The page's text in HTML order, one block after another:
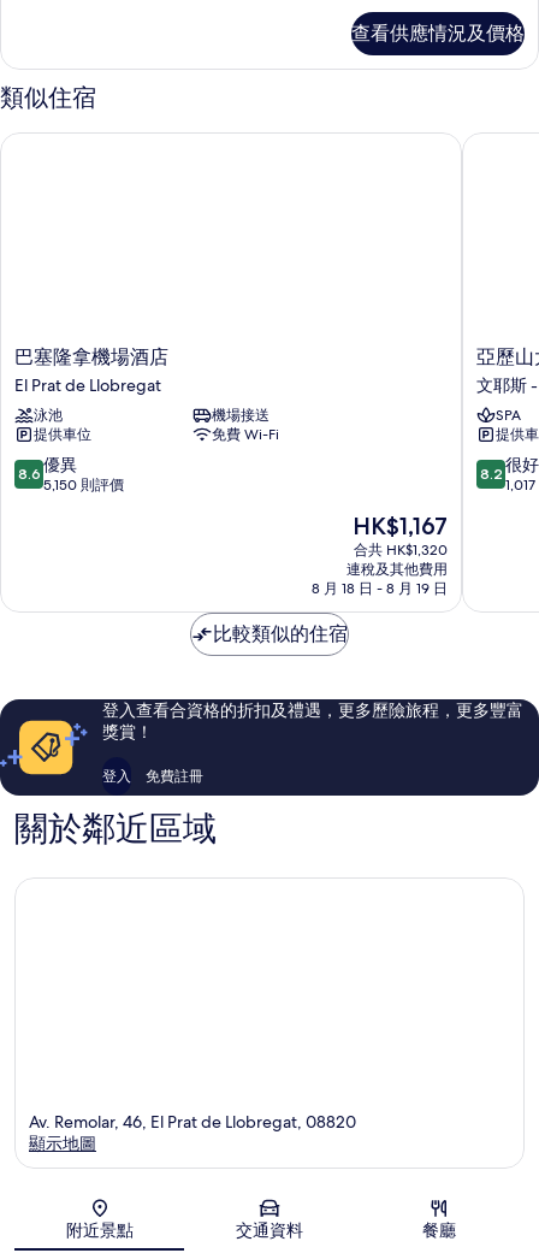
查看供應情況及價格
類似住宿
巴
塞
隆
拿
機
場
酒
巴塞隆拿機場酒店
El Prat de Llobregat
泳池
機場接送
提供車位
免費 Wi-Fi
8.6
分
優
評
價
篇
評
8.6 優異
5,150 則評價
現
售
HK$1,167
HK$1,167
合共 HK$1,320
連稅及其他費用
8 月 18 日 - 8 月 19 日
巴塞隆拿機場酒店
亞
歷
山
大
前
空
氣
耶
利
弗
亞歷山
文耶斯
SPA
提供
8.2
分
很
評
價
8.2 很好
亞歷山
比較類似的住宿
登入查看合資格的折扣及禮遇，更多歷險旅程，更多豐富
獎賞！
登入 免費註冊
關於鄰近區域
地圖
Av. Remolar, 46, El Prat de Llobregat, 08820
顯示地圖
附近景點 交通資料 餐廳